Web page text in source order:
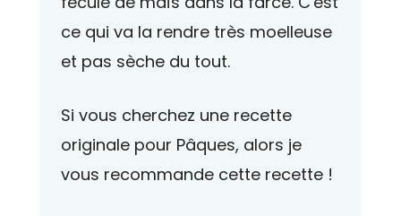
ce qui va la rendre très moelleuse
et pas sèche du tout.
Si vous cherchez une recette
originale pour Pâques, alors je
vous recommande cette recette !